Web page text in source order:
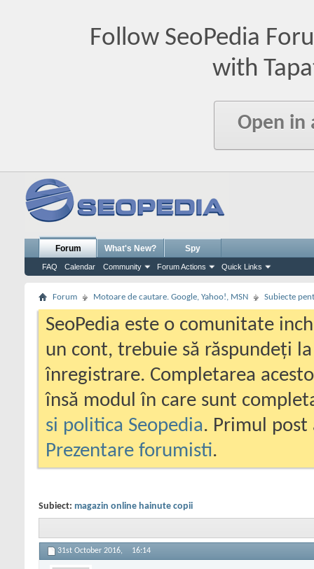
Follow SeoPedia
with
Open in
Forum
FAQ Calendar Community Forum Actions Quick Links
What's New? Spy
Forum Motoare de cautare. Google, Yahoo!, MSN Subiecte
SeoPedia este o comunitate
un cont, trebuie să răspundeți
înregistrare. Completarea
însă modul în care sunt
si politica Seopedia. Primul
Prezentare forumisti.
Subiect: magazin online hainute copii
31st October 2016, 16:14